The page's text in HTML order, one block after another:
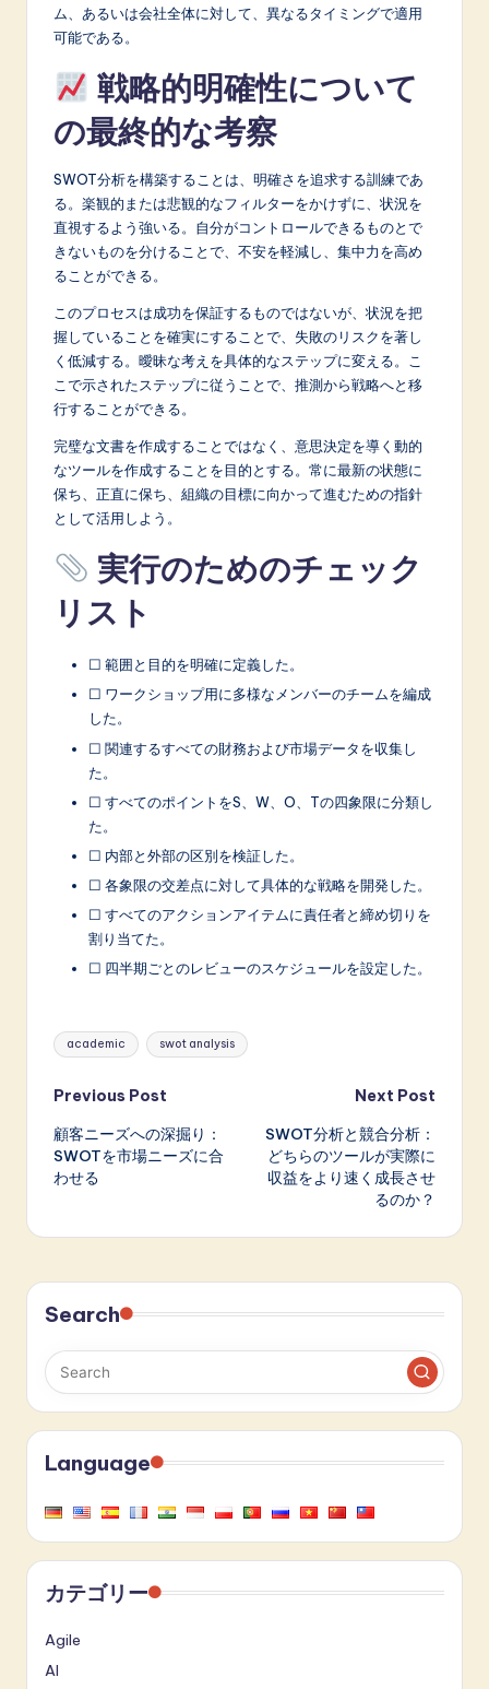
ム、あるいは会社全体に対して、異なるタイミングで適用
可能である。
戦略的明確性について
の最終的な考察
SWOT分析を構築することは、明確さを追求する訓練であ
る。楽観的または悲観的なフィルターをかけずに、状況を
直視するよう強いる。自分がコントロールできるものとで
きないものを分けることで、不安を軽減し、集中力を高め
ることができる。
このプロセスは成功を保証するものではないが、状況を把
握していることを確実にすることで、失敗のリスクを著し
く低減する。曖昧な考えを具体的なステップに変える。こ
こで示されたステップに従うことで、推測から戦略へと移
行することができる。
完璧な文書を作成することではなく、意思決定を導く動的
なツールを作成することを目的とする。常に最新の状態に
保ち、正直に保ち、組織の目標に向かって進むための指針
として活用しよう。
実行のためのチェック
リスト
☐ 範囲と目的を明確に定義した。
☐ ワークショップ用に多様なメンバーのチームを編成
した。
☐ 関連するすべての財務および市場データを収集し
た。
☐ すべてのポイントをS、W、O、Tの四象限に分類し
た。
☐ 内部と外部の区別を検証した。
☐ 各象限の交差点に対して具体的な戦略を開発した。
☐ すべてのアクションアイテムに責任者と締め切りを
割り当てた。
☐ 四半期ごとのレビューのスケジュールを設定した。
Tags:
academic swot analysis
Post
navigation
Previous Post
顧客ニーズへの深掘り：
SWOTを市場ニーズに合
わせる
Next Post
SWOT分析と競合分析：
どちらのツールが実際に
収益をより速く成長させ
るのか？
Search
Language
カテゴリー
Agile
AI